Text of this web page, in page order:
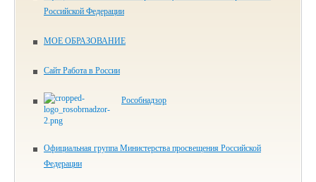
Российской Федерации
МОЕ ОБРАЗОВАНИЕ
Сайт Работа в России
Рособнадзор
Официальная группа Министерства просвещения Российской
Федерации